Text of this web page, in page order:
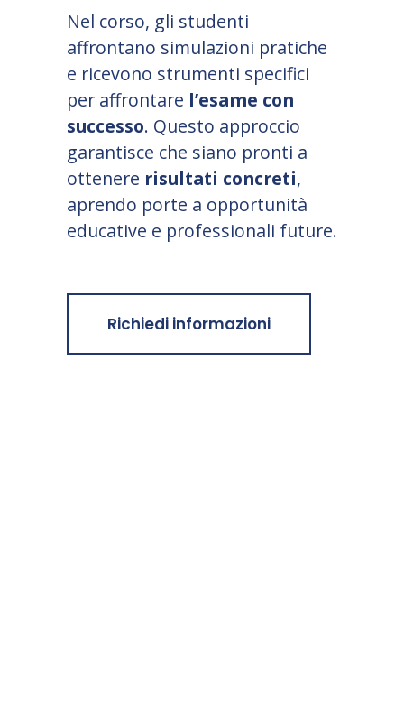
Nel corso, gli studenti
affrontano simulazioni pratiche
e ricevono strumenti specifici
per affrontare l’esame con
successo. Questo approccio
garantisce che siano pronti a
ottenere risultati concreti,
aprendo porte a opportunità
educative e professionali future.
Richiedi informazioni